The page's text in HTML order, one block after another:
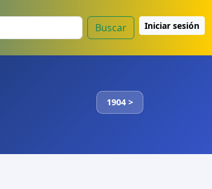
Buscar Iniciar sesión
1904 >